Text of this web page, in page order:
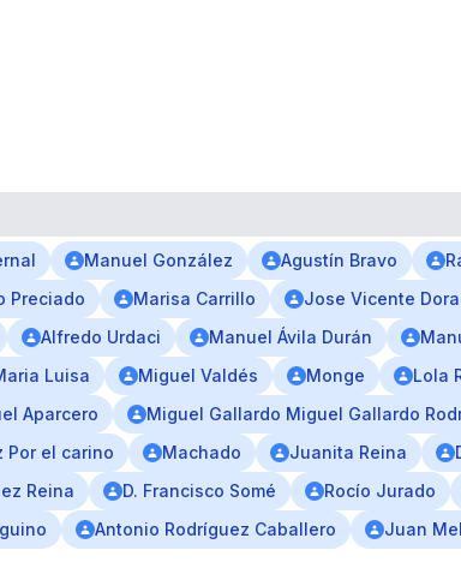
Manuel González Agustín Bravo
Preciado Marisa Carrillo Jose Vicente
Alfredo Urdaci Manuel Ávila Durán
Luisa Miguel Valdés Monge Lola
Aparcero Miguel Gallardo Miguel Gallardo
Por el carino
Machado Juanita Reina
Reina D. Francisco Somé Rocío Jurado
Antonio Rodríguez Caballero Juan